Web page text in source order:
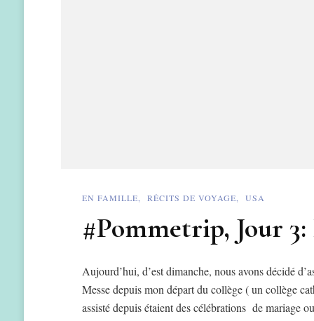
EN FAMILLE RÉCITS DE VOYAGE USA
#Pommetrip, Jour
Aujourd’hui, d’est dimanche, nous avons décidé
Messe depuis mon départ du collège ( un collège
assisté depuis étaient des célébrations de mariage